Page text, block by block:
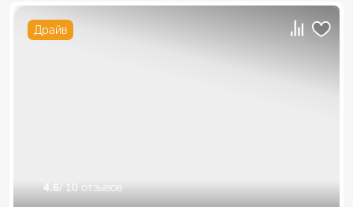
Драйв
4.6/ 10 отзывов